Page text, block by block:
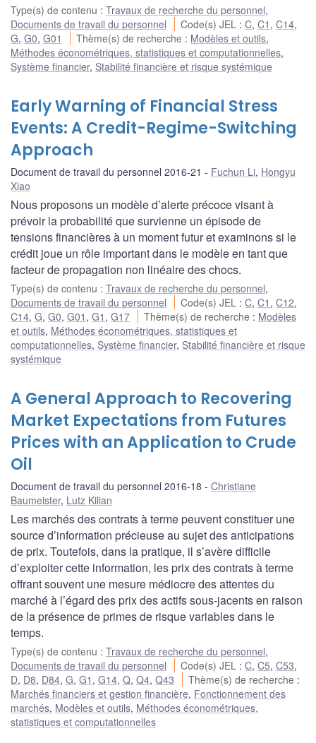
Type(s) de contenu : Travaux de recherche du personnel,
Documents de travail du personnel
Code(s) JEL :C,C1 ,C14,
G, G0, G01 Thème(s) de recherche : Modèles et outils,
Méthodes économétriques, statistiques et computationnelles,
Système financier, Stabilité financière et risque systémique
Early Warning of Financial Stress
Events: A Credit-Regime-Switching
Approach
Document de travail du personnel 2016-21 Fuchun Li, Hongyu
Xiao
Nous proposons un modèle d’alerte précoce visant à
prévoir la probabilité que survienne un épisode de
tensions financières à un moment futur et examinons si le
crédit joue un rôle important dans le modèle en tant que
facteur de propagation non linéaire des chocs.
Type(s) de contenu : Travaux de recherche du personnel,
Documents de travail du personnel
Code(s) JEL :C,C1 ,C12,
C14, G, G0, G01 , G1 , G17 Thème(s) de recherche : Modèles
et outils, Méthodes économétriques, statistiques et
computationnelles, Système financier, Stabilité financière et risque
systémique
A General Approach to Recovering
Market Expectations from Futures
Prices with an Application to Crude
Oil
Document de travail du personnel 2016-18
Christiane
Baumeister, Lutz Kilian
Les marchés des contrats à terme peuvent constituer une
source d’information précieuse au sujet des anticipations
de prix. Toutefois, dans la pratique, il s’avère difficile
d’exploiter cette information, les prix des contrats à terme
offrant souvent une mesure médiocre des attentes du
marché à l’égard des prix des actifs sous-jacents en raison
de la présence de primes de risque variables dans le
temps.
Type(s) de contenu : Travaux de recherche du personnel,
Documents de travail du personnel
Code(s) JEL :C,C5,C53,
D, D8, D84, G, G1 , G14, Q, Q4, Q43 Thème(s) de recherche :
Marchés financiers et gestion financière, Fonctionnement des
marchés, Modèles et outils, Méthodes économétriques,
statistiques et computationnelles